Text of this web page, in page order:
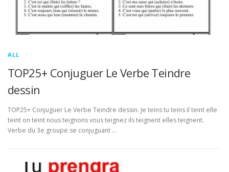
ALL
TOP25+ Conjuguer Le Verbe Teindre
dessin
TOP25+ Conjuguer Le Verbe Teindre dessin. Je teins tu teins il teint elle
teint on teint nous teignons vous teignez ils teignent elles teignent.
Verbe du 3e groupe se conjuguant …